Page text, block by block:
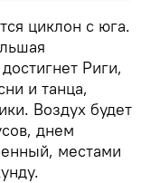
циклон с юга.
Риги,
и танца,
Воздух будет
днем
местами